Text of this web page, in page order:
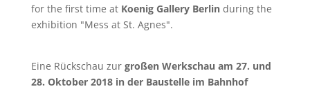
for the first time at Koenig Gallery Berlinduring the
exhibition "Mess at St. Agnes".
Eine Rückschau zur großen Werkschau am 27. und
28. Oktober 2018 in der Baustelle im Bahnhof